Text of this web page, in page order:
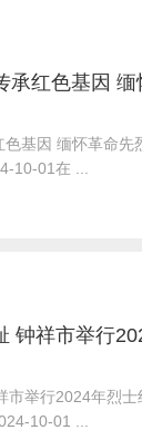
承红色基因
基因 缅怀革命先
10-01在 ...
钟祥市举行
市举行2024年烈
10-01 ...